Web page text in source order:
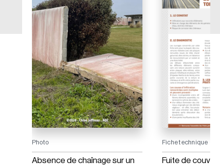
Photo
Absence de chaînage sur un
Fiche technique
Fuite de